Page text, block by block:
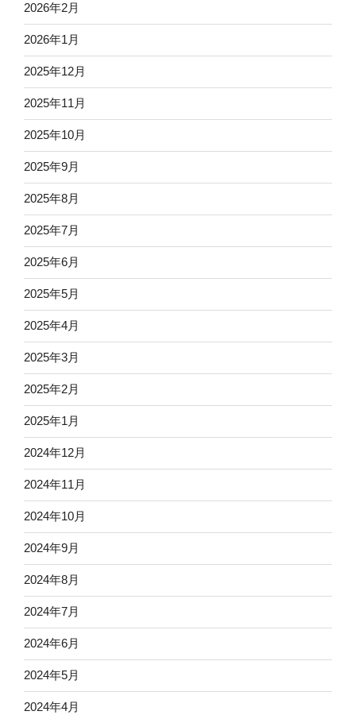
2026年2月
2026年1月
2025年12月
2025年11月
2025年10月
2025年9月
2025年8月
2025年7月
2025年6月
2025年5月
2025年4月
2025年3月
2025年2月
2025年1月
2024年12月
2024年11月
2024年10月
2024年9月
2024年8月
2024年7月
2024年6月
2024年5月
2024年4月